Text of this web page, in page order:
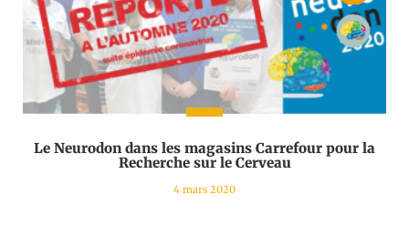
Le Neurodon dans les magasins Carrefour pour la
Recherche sur le Cerveau
4 mars 2020